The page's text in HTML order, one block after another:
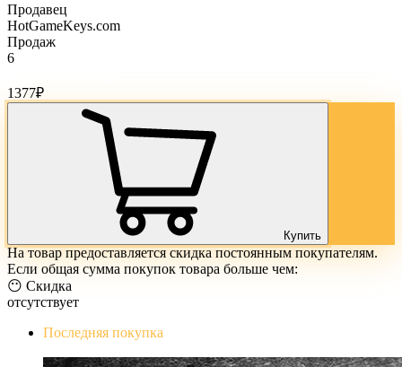
Продавец
HotGameKeys.com
Продаж
6
1377₽
Купить
На товар предоставляется скидка постоянным покупателям.
Если общая сумма покупок товара больше чем:
😶 Скидка
отсутствует
Последняя покупка